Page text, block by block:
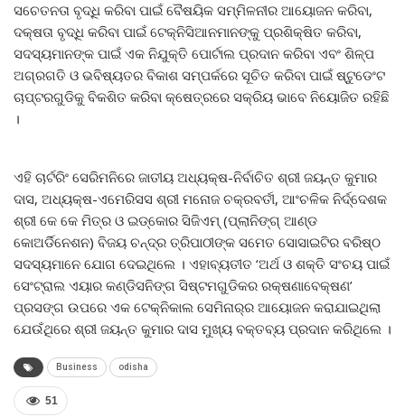
ସଚେତନତା ବୃଦ୍ଧି କରିବା ପାଇଁ ବୈଷୟିକ ସମ୍ମିଳନୀର ଆୟୋଜନ କରିବା,
ଦକ୍ଷତା ବୃଦ୍ଧି କରିବା ପାଇଁ ଟେକ୍ନିସିଆନମାନଙ୍କୁ ପ୍ରଶିକ୍ଷିତ କରିବା,
ସଦସ୍ୟମାନଙ୍କ ପାଇଁ ଏକ ନିଯୁକ୍ତି ପୋର୍ଟାଲ ପ୍ରଦାନ କରିବା ଏବଂ ଶିଳ୍ପ
ଅଗ୍ରଗତି ଓ ଭବିଷ୍ୟତର ବିକାଶ ସମ୍ପର୍କରେ ସୂଚିତ କରିବା ପାଇଁ ଷ୍ଟୁଡେଂଟ
ଚାପ୍ଟରଗୁଡିକୁ ବିକଶିତ କରିବା କ୍ଷେତ୍ରରେ ସକ୍ରିୟ ଭାବେ ନିୟୋଜିତ ରହିଛି
।
ଏହି ଚାର୍ଟରିଂ ସେରିମନିରେ ଜାତୀୟ ଅଧ୍ୟକ୍ଷ-ନିର୍ବାଚିତ ଶ୍ରୀ ଜୟନ୍ତ କୁମାର
ଦାସ, ଅଧ୍ୟକ୍ଷ-ଏମେରିସସ ଶ୍ରୀ ମନୋଜ ଚକ୍ରବର୍ତୀ, ଆଂଚଳିକ ନିର୍ଦ୍ଦେଶକ
ଶ୍ରୀ କେ କେ ମିତ୍ର ଓ ଇଡ୍‌କୋର ସିଜିଏମ୍ (ପ୍ଲାନିଙ୍ଗ୍ ଆଣ୍ଡ
କୋଅର୍ଡିନେଶନ) ବିଜୟ ଚନ୍ଦ୍ର ତ୍ରିପାଠୀଙ୍କ ସମେତ ସୋସାଇଟିର ବରିଷ୍ଠ
ସଦସ୍ୟମାନେ ଯୋଗ ଦେଇଥିଲେ । ଏହାବ୍ୟତୀତ ‘ଅର୍ଥ ଓ ଶକ୍ତି ସଂଚୟ ପାଇଁ
ସେଂଟ୍ରାଲ ଏୟାର କଣ୍ଡିସନିଙ୍ଗ ସିଷ୍ଟମଗୁଡିକର ରକ୍ଷଣାବେକ୍ଷଣ’
ପ୍ରସଙ୍ଗ ଉପରେ ଏକ ଟେକ୍ନିକାଲ ସେମିନାର୍‌ର ଆୟୋଜନ କରାଯାଇଥିଲା
ଯେଉଁଥିରେ ଶ୍ରୀ ଜୟନ୍ତ କୁମାର ଦାସ ମୁଖ୍ୟ ବକ୍ତବ୍ୟ ପ୍ରଦାନ କରିଥିଲେ ।
Business odisha
51